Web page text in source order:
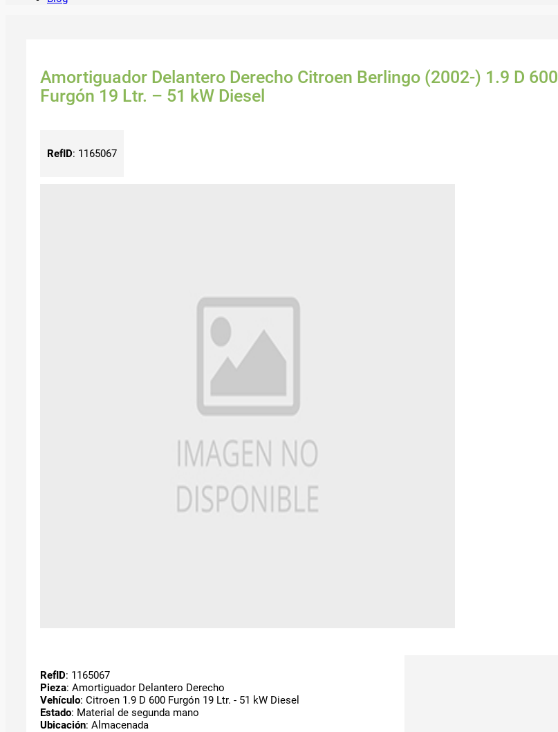
Amortiguador Delantero Derecho Citroen Berlingo (2002-) 1.9 D 600
Furgón 19 Ltr. – 51 kW Diesel
RefID: 1165067
RefID: 1165067
Pieza: Amortiguador Delantero Derecho
Vehículo: Citroen 1.9 D 600 Furgón 19 Ltr. - 51 kW Diesel
Estado: Material de segunda mano
Ubicación: Almacenada